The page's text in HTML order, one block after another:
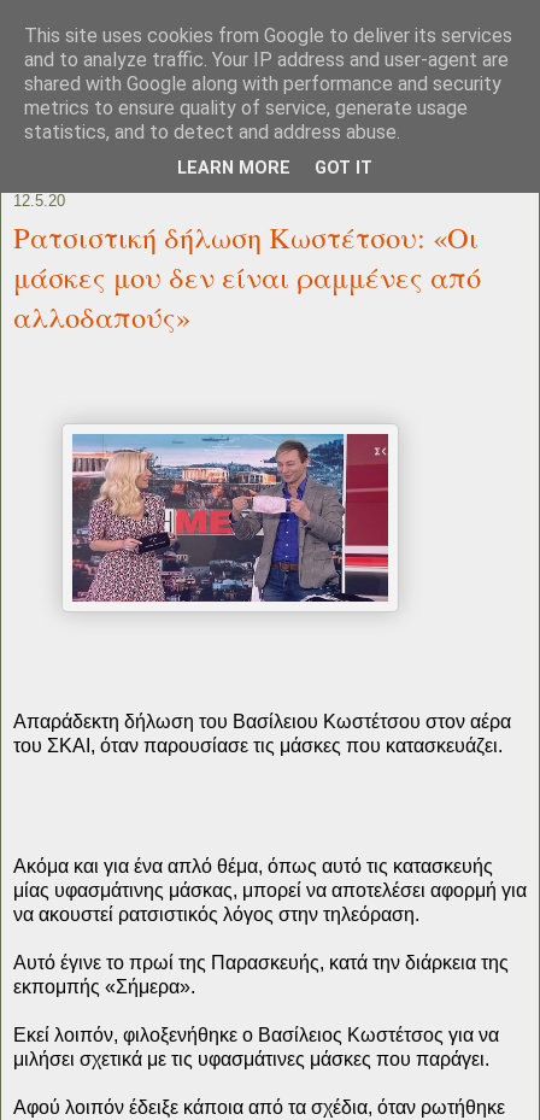
12.5.20
Ρατσιστική δήλωση Κωστέτσου: «Οι
μάσκες μου δεν είναι ραμμένες από
αλλοδαπούς»
Απαράδεκτη δήλωση του Βασίλειου Κωστέτσου στον αέρα
του ΣΚΑΙ, όταν παρουσίασε τις μάσκες που κατασκευάζει.
Ακόμα και για ένα απλό θέμα, όπως αυτό τις κατασκευής
μίας υφασμάτινης μάσκας, μπορεί να αποτελέσει αφορμή για
να ακουστεί ρατσιστικός λόγος στην τηλεόραση.
Αυτό έγινε το πρωί της Παρασκευής, κατά την διάρκεια της
εκπομπής «Σήμερα».
Εκεί λοιπόν, φιλοξενήθηκε ο Βασίλειος Κωστέτσος για να
μιλήσει σχετικά με τις υφασμάτινες μάσκες που παράγει.
Αφού λοιπόν έδειξε κάποια από τα σχέδια, όταν ρωτήθηκε
This site uses cookies from Google to deliver its services
and to analyze traffic. Your IP address and user-agent are
shared with Google along with performance and security
metrics to ensure quality of service, generate usage
statistics, and to detect and address abuse.
LEARN MORE GOT IT